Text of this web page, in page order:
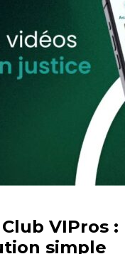
VIPros :
simple